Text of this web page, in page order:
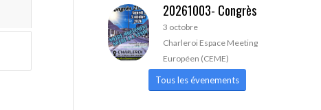
20261003- Congrès
3 octobre
Charleroi Espace Meeting
Européen (CEME)
Tous les évenements